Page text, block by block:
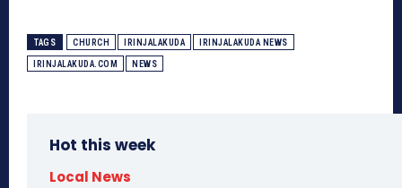
TAGS CHURCH IRINJALAKUDA IRINJALAKUDA NEWS
IRINJALAKUDA.COM NEWS
Hot this week
Local News